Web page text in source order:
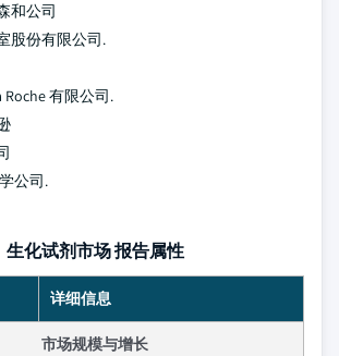
和公司
股份有限公司.
Roche 有限公司.
公司.
生化试剂市场 报告属性
详细信息
市场规模与增长